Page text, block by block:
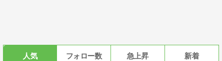
人気 フォロー数 急上昇 新着